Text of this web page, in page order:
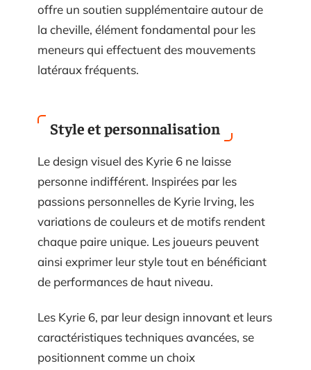
offre un soutien supplémentaire autour de
la cheville, élément fondamental pour les
meneurs qui effectuent des mouvements
latéraux fréquents.
Style et personnalisation
Le design visuel des Kyrie 6 ne laisse
personne indifférent. Inspirées par les
passions personnelles de Kyrie Irving, les
variations de couleurs et de motifs rendent
chaque paire unique. Les joueurs peuvent
ainsi exprimer leur style tout en bénéficiant
de performances de haut niveau.
Les Kyrie 6, par leur design innovant et leurs
caractéristiques techniques avancées, se
positionnent comme un choix